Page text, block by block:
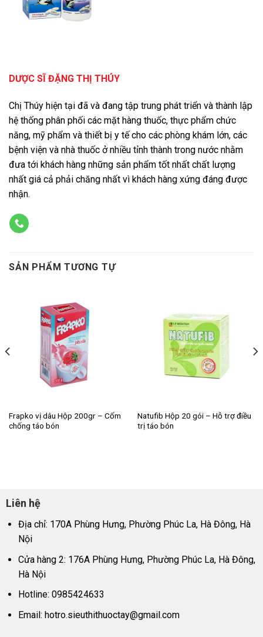
DƯỢC SĨ ĐẶNG THỊ THÚY
Chị Thúy hiện tại đã và đang tập trung phát triển và thành lập
hệ thống phân phối các mặt hàng thuốc, thực phẩm chức
năng, mỹ phẩm và thiết bị y tế cho các phòng khám lớn, các
bệnh viện và nhà thuốc ở nhiều tỉnh thành trong nước nhằm
đưa tới khách hàng những sản phẩm tốt nhất chất lượng
nhất giá cả phải chăng nhất vì khách hàng xứng đáng được
nhận.
SẢN PHẨM TƯƠNG TỰ
Frapko vị dâu Hộp 200gr – Cốm
chống táo bón
Natufib Hộp 20 gói – Hỗ trợ điều
trị táo bón
Liên hệ
Địa chỉ: 170A Phùng Hưng, Phường Phúc La, Hà Đông, Hà
Nội
Cửa hàng 2: 176A Phùng Hưng, Phường Phúc La, Hà Đông,
Hà Nội
Hotline: 0985424633
Email: hotro.sieuthithuoctay@gmail.com